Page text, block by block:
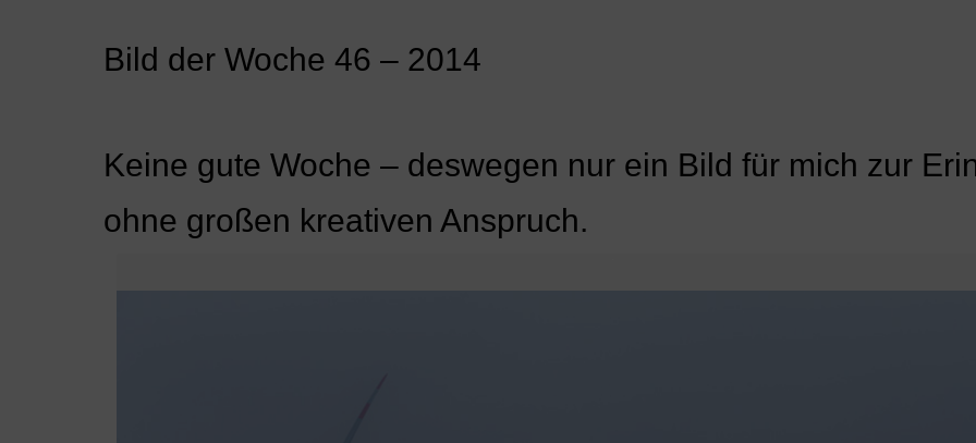
Bild der Woche 46 – 2014
Keine gute Woche – deswegen nur ein Bild für mich zur
ohne großen kreativen Anspruch.